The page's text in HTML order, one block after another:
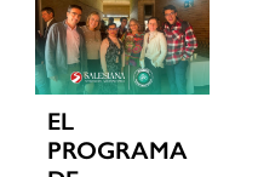
EL
PROGRAMA